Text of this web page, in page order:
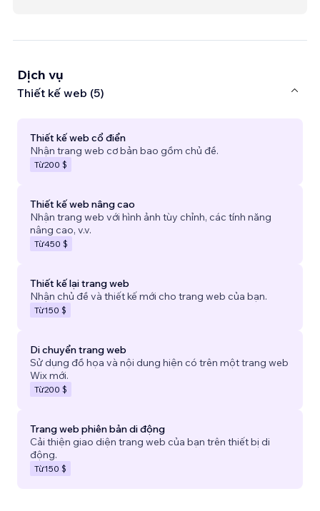
Dịch vụ
Thiết kế web (5)
Thiết kế web cổ điển
Nhận trang web cơ bản bao gồm chủ đề.
Từ200 $
Thiết kế web nâng cao
Nhận trang web với hình ảnh tùy chỉnh, các tính năng
nâng cao, v.v.
Từ450 $
Thiết kế lại trang web
Nhận chủ đề và thiết kế mới cho trang web của bạn.
Từ150 $
Di chuyển trang web
Sử dụng đồ họa và nội dung hiện có trên một trang web
Wix mới.
Từ200 $
Trang web phiên bản di động
Cải thiện giao diện trang web của bạn trên thiết bị di
động.
Từ150 $